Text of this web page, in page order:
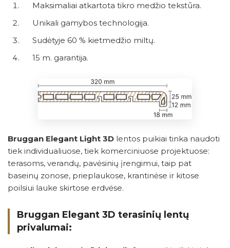
Maksimaliai atkartota tikro medžio tekstūra.
Unikali gamybos technologija.
Sudėtyje 60 % kietmedžio miltų.
15 m. garantija.
Bruggan Elegant Light 3D lentos puikiai tinka naudoti
tiek individualiuose, tiek komerciniuose projektuose:
terasoms, verandų, pavėsinių įrengimui, taip pat
baseinų zonose, prieplaukose, krantinėse ir kitose
poilsiui lauke skirtose erdvėse.
Bruggan Elegant 3D terasinių lentų
privalumai: